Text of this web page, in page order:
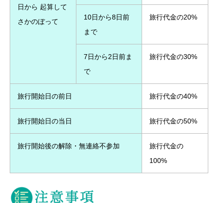
日から 起算して
さかのぼって
10日から8日前
まで
旅行代金の20%
7日から2日前ま
で
旅行代金の30%
旅行開始日の前日 旅行代金の40%
旅行開始日の当日 旅行代金の50%
旅行開始後の解除・無連絡不参加
旅行代金の
100%